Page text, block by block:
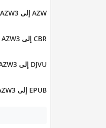
AZW إلى AZW3
CBR إلى AZW3
DJVU إلى AZW3
EPUB إلى AZW3